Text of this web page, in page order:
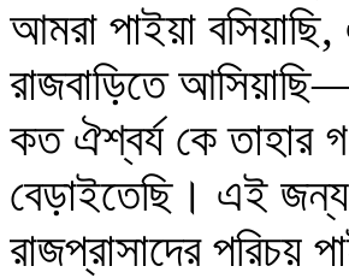
আমরা পাইয়া
রাজবাড়িতে
কত ঐশ্বর্য কে তাহার
বেড়াইতেছি। এই জন্য
রাজপ্রাসাদের